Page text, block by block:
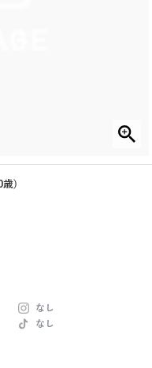
歳)
なし
なし